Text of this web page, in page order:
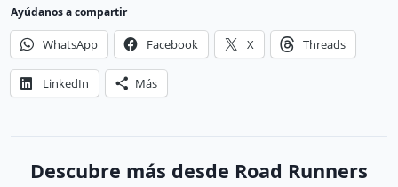
Ayúdanos a compartir
WhatsApp Facebook X Threads
LinkedIn Más
Descubre más desde Road Runners